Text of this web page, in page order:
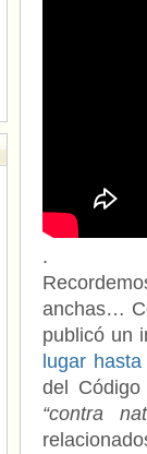
.
anchas…
publicó un
lugar
del
“contra